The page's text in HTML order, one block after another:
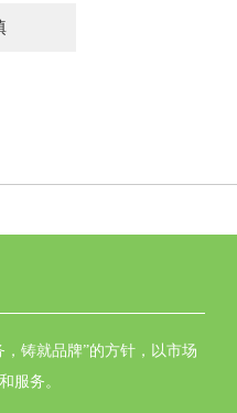
铸就品牌”的方针，以市场
服务。